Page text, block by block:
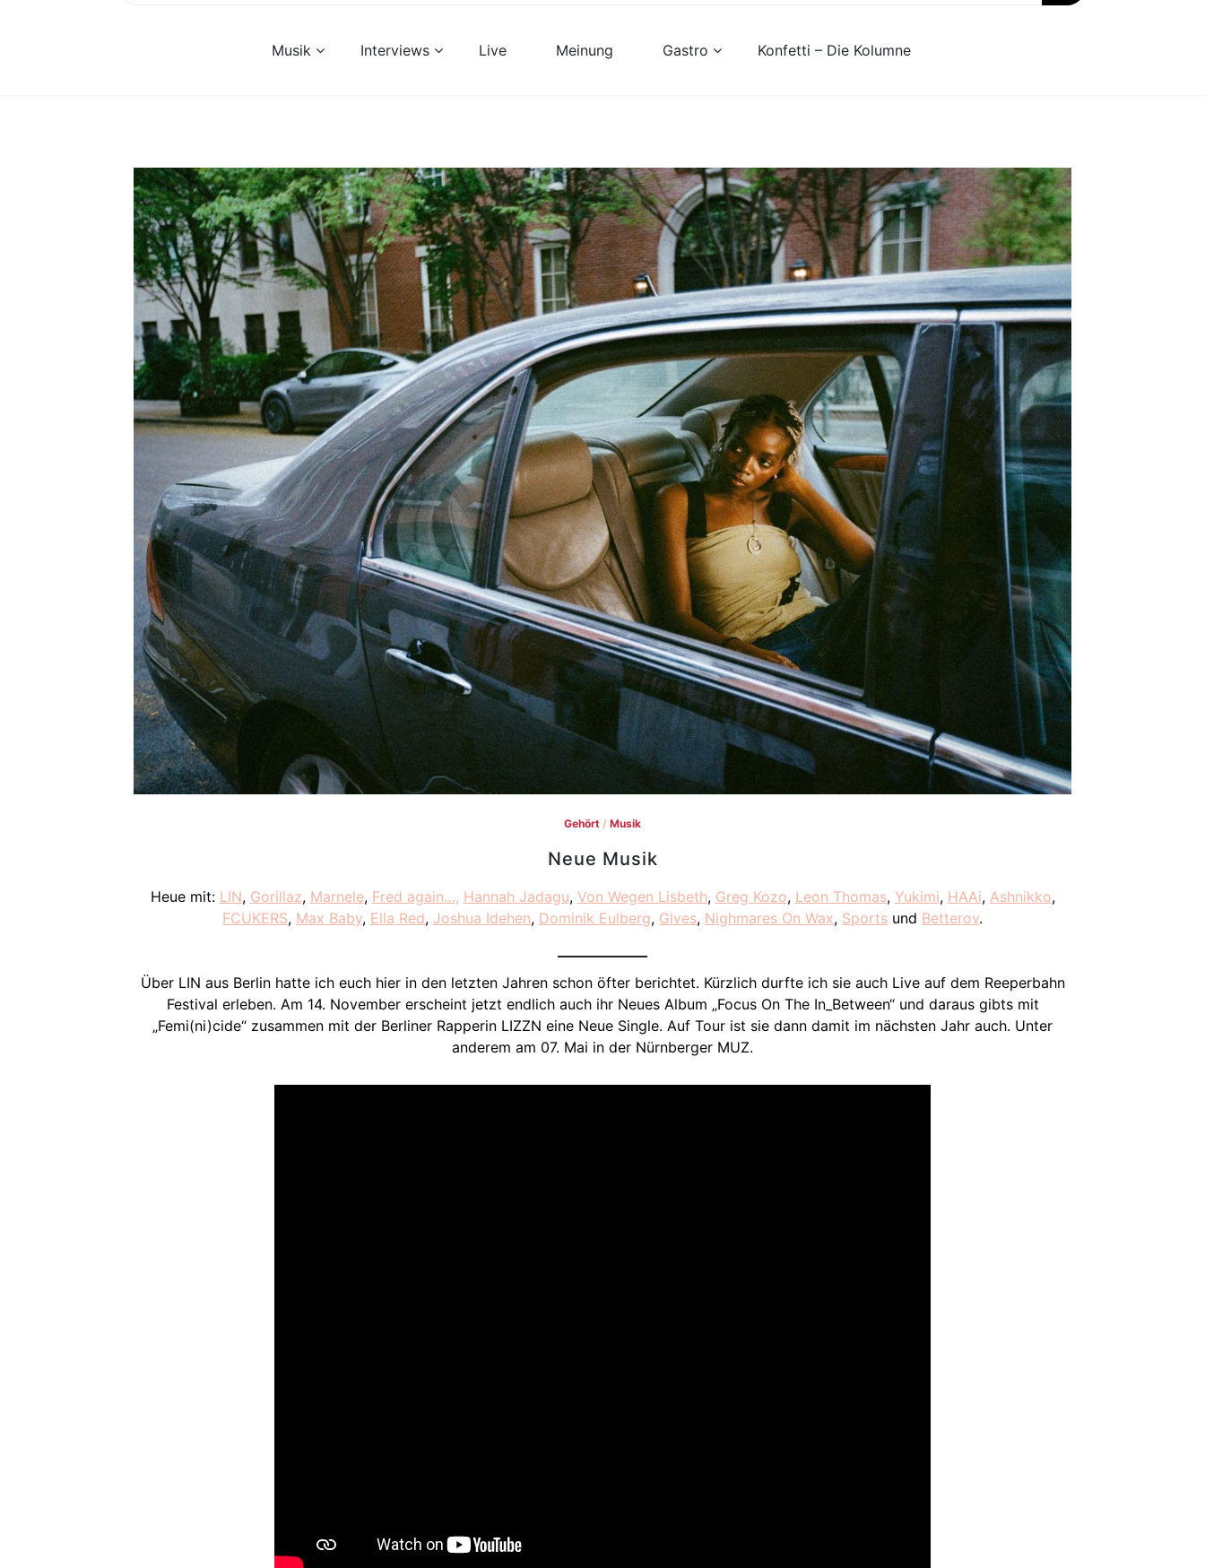
Musik Interviews Live Meinung Gastro Konfetti – Die Kolumne
Gehört / Musik
Neue Musik
Heue mit: LIN, Gorillaz, Marnele, Fred again…, Hannah Jadagu, Von Wegen Lisbeth, Greg Kozo, Leon Thomas, Yukimi, HAAi, Ashnikko,
FCUKERS, Max Baby, Ella Red, Joshua Idehen, Dominik Eulberg, Glves, Nighmares On Wax, Sports und Betterov.
Über LIN aus Berlin hatte ich euch hier in den letzten Jahren schon öfter berichtet. Kürzlich durfte ich sie auch Live auf dem Reeperbahn
Festival erleben. Am 14. November erscheint jetzt endlich auch ihr Neues Album „Focus On The In_Between“ und daraus gibts mit
„Femi(ni)cide“ zusammen mit der Berliner Rapperin LIZZN eine Neue Single. Auf Tour ist sie dann damit im nächsten Jahr auch. Unter
anderem am 07. Mai in der Nürnberger MUZ.